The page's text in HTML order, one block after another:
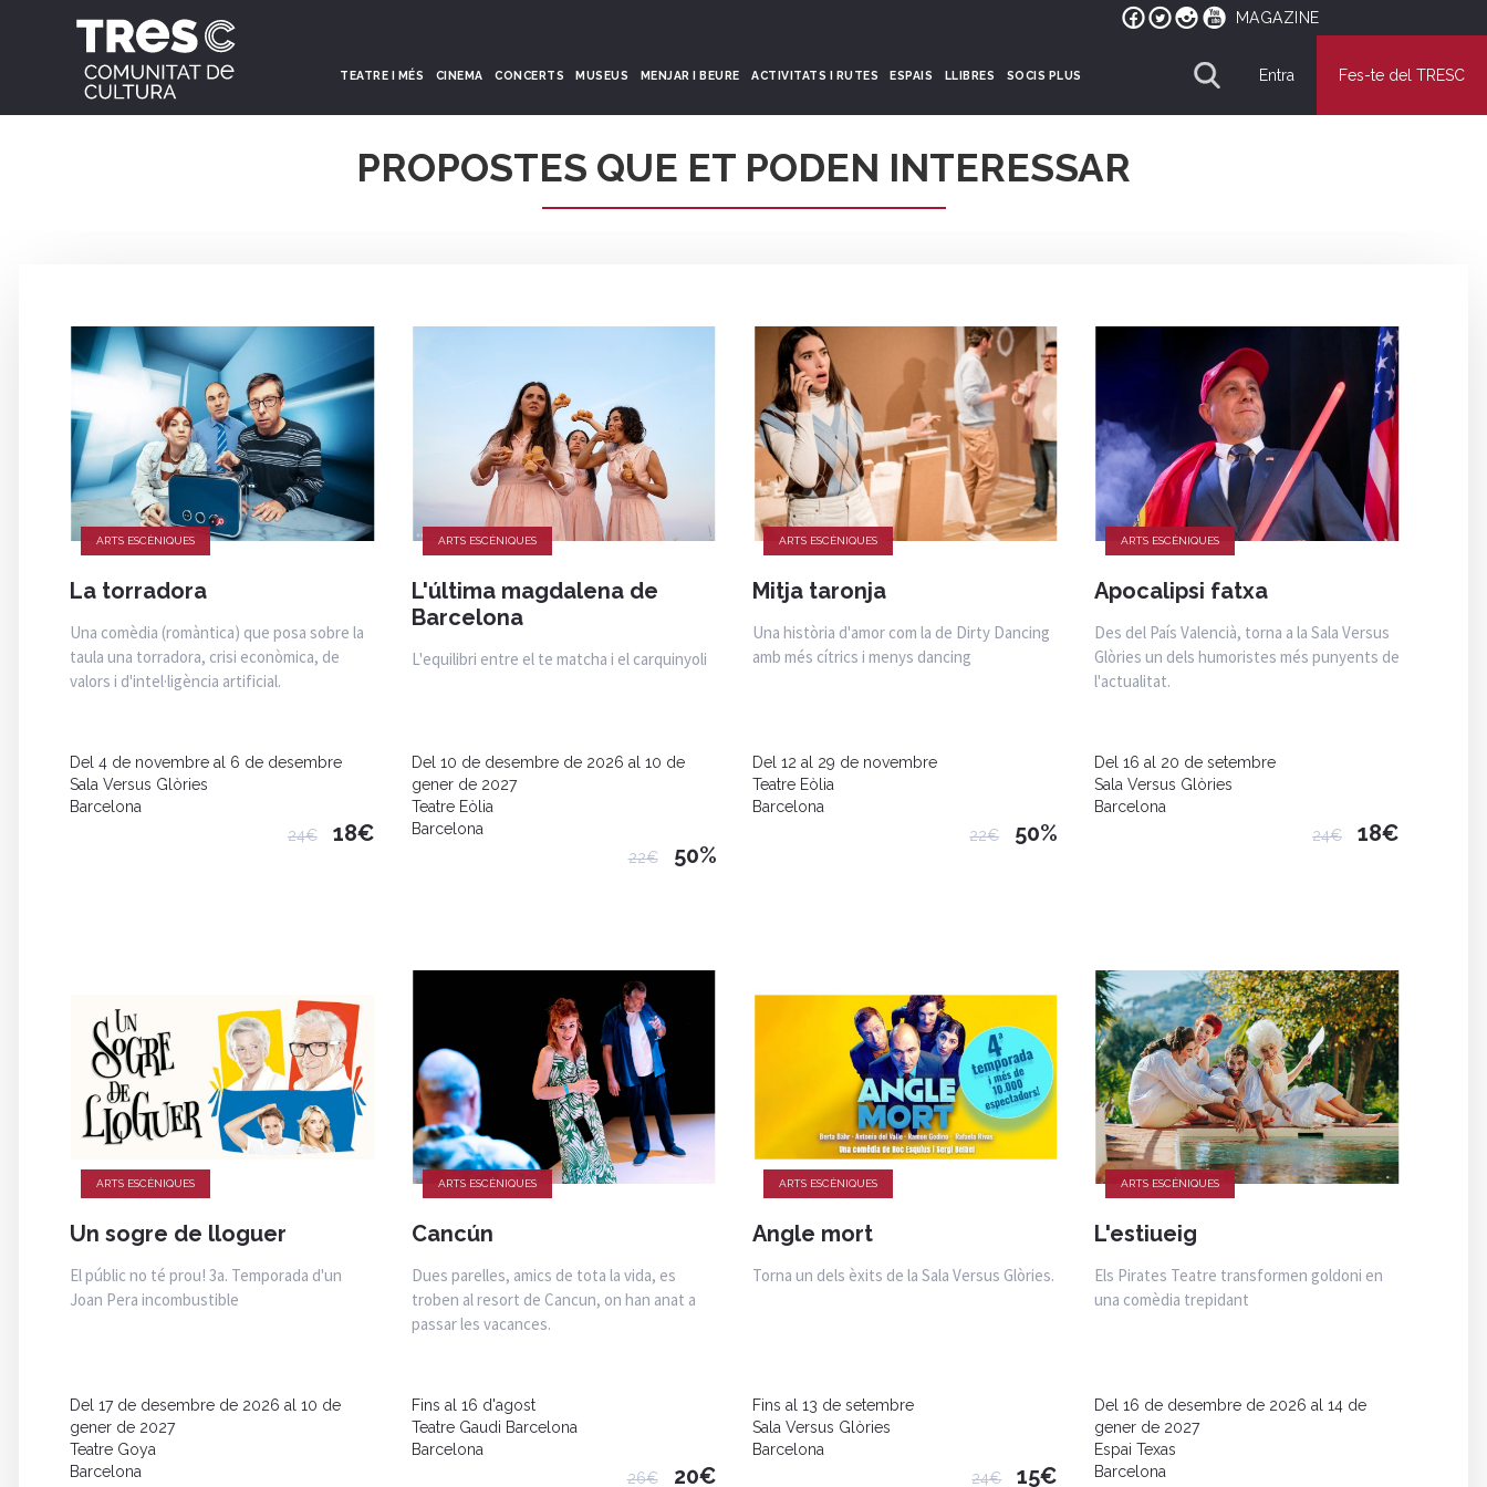
MAGAZINE
TEATRE I MÉS CINEMA CONCERTS MUSEUS MENJAR I BEURE ACTIVITATS I RUTES ESPAIS LLIBRES SOCIS PLUS Entra Fes-te del TRESC
PROPOSTES QUE ET PODEN INTERESSAR
ARTS ESCÈNIQUES
La torradora
Una comèdia (romàntica) que posa sobre la
taula una torradora, crisi econòmica, de
valors i d'intel·ligència artificial.
Del 4 de novembre al 6 de desembre
Sala Versus Glòries
Barcelona
24€
18€
ARTS ESCÈNIQUES
L'última magdalena de
Barcelona
L'equilibri entre el te matcha i el carquinyoli
Del 10 de desembre de 2026 al 10 de
gener de 2027
Teatre Eòlia
Barcelona
22€
50%
ARTS ESCÈNIQUES
Mitja taronja
Una història d'amor com la de Dirty Dancing
amb més cítrics i menys dancing
Del 12 al 29 de novembre
Teatre Eòlia
Barcelona
22€
50%
ARTS ESCÈNIQUES
Apocalipsi fatxa
Des del País Valencià, torna a la Sala Versus
Glòries un dels humoristes més punyents de
l'actualitat.
Del 16 al 20 de setembre
Sala Versus Glòries
Barcelona
24€
18€
ARTS ESCÈNIQUES
Un sogre de lloguer
El públic no té prou! 3a. Temporada d'un
Joan Pera incombustible
Del 17 de desembre de 2026 al 10 de
gener de 2027
Teatre Goya
Barcelona
ARTS ESCÈNIQUES
Cancún
Dues parelles, amics de tota la vida, es
troben al resort de Cancun, on han anat a
passar les vacances.
Fins al 16 d'agost
Teatre Gaudi Barcelona
Barcelona
26€
20€
ARTS ESCÈNIQUES
Angle mort
Torna un dels èxits de la Sala Versus Glòries.
Fins al 13 de setembre
Sala Versus Glòries
Barcelona
24€
15€
ARTS ESCÈNIQUES
L'estiueig
Els Pirates Teatre transformen goldoni en
una comèdia trepidant
Del 16 de desembre de 2026 al 14 de
gener de 2027
Espai Texas
Barcelona